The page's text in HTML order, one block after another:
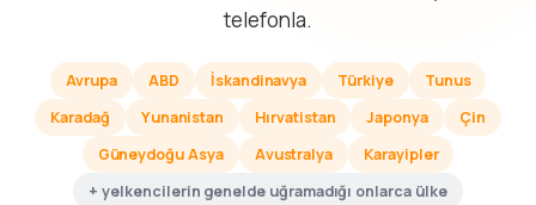
telefonla.
Avrupa ABD İskandinavya Türkiye
Tunus
Karadağ
Yunanistan Hırvatistan Japonya
Çin
Güneydoğu Asya
Avustralya
Karayipler
+ yelkencilerin genelde uğramadığı onlarca ülke